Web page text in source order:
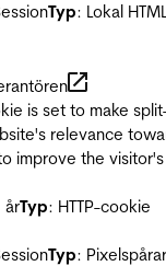
Typ: Lokal
is set to make
relevance
improve the
årTyp: HTTP-cookie
Typ: